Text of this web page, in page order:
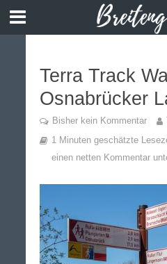
Terra Track
Osnabrücker
Bisher kein Kommentar
1 Minuten geschätzte
einen netten Kommentar